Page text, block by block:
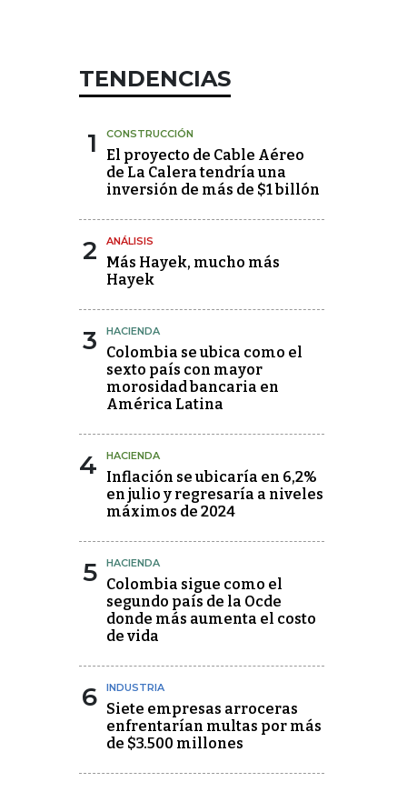
TENDENCIAS
1 CONSTRUCCIÓN
El proyecto de Cable Aéreo
de La Calera tendría una
inversión de más de $1 billón
2 ANÁLISIS
Más Hayek, mucho más
Hayek
3 HACIENDA
Colombia se ubica como el
sexto país con mayor
morosidad bancaria en
América Latina
4 HACIENDA
Inflación se ubicaría en 6,2%
en julio y regresaría a niveles
máximos de 2024
5 HACIENDA
Colombia sigue como el
segundo país de la Ocde
donde más aumenta el costo
de vida
6 INDUSTRIA
Siete empresas arroceras
enfrentarían multas por más
de $3.500 millones